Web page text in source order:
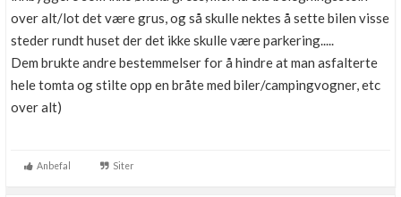
over alt/lot det være grus, og så skulle nektes å sette bilen visse
steder rundt huset der det ikke skulle være parkering.....
Dem brukte andre bestemmelser for å hindre at man asfalterte
hele tomta og stilte opp en bråte med biler/campingvogner, etc
over alt)
Anbefal Siter